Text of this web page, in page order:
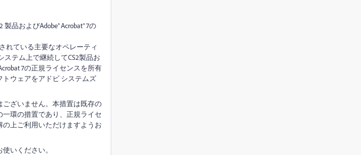
品およびAdobe® Acrobat® 7の
れている主要なオペレーティ
テム上で継続してCS2製品お
7の正規ライセンスを所有
ウェアをアドビ システムズ
ざいません。本措置は既存の
環の措置であり、正規ライセ
上ご利用いただけますようお
いください。